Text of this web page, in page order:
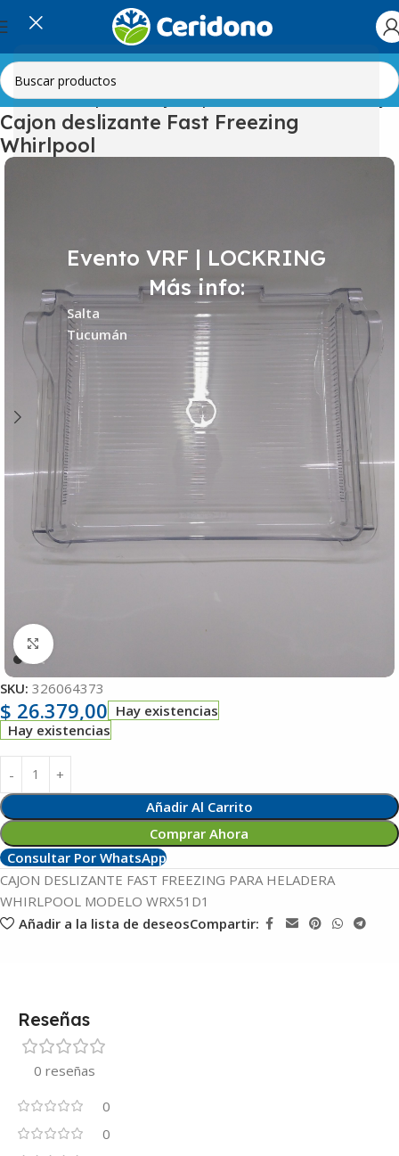
Evento VRF | LOCKRING
Más info:
Salta
Tucumán
Anaquel-Bandeja Evaporadora -Accesorios-Manijas
Cajon deslizante Fast Freezing
Whirlpool
Clic para ampliar
SKU: 326064373
$ 26.379,00 Hay existencias
Hay existencias
Añadir Al Carrito
Comprar Ahora
Consultar Por WhatsApp
CAJON DESLIZANTE FAST FREEZING PARA HELADERA
WHIRLPOOL MODELO WRX51D1
Añadir a la lista de deseosCompartir:
Reseñas
0 reseñas
0
0